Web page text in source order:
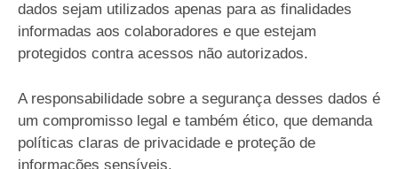
dados sejam utilizados apenas para as finalidades
informadas aos colaboradores e que estejam
protegidos contra acessos não autorizados.
A responsabilidade sobre a segurança desses dados é
um compromisso legal e também ético, que demanda
políticas claras de privacidade e proteção de
informações sensíveis.